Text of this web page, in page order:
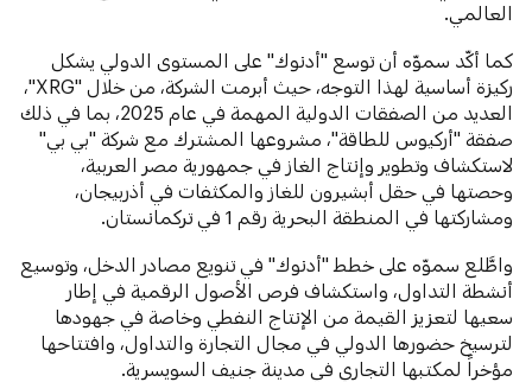
العالمي.
كما أكّد سموّه أن توسع "أدنوك" على المستوى الدولي يشكل
ركيزة أساسية لهذا التوجه، حيث أبرمت الشركة، من خلال "XRG"،
العديد من الصفقات الدولية المهمة في عام 2025، بما في ذلك
صفقة "أركيوس للطاقة"، مشروعها المشترك مع شركة "بي بي"
لاستكشاف وتطوير وإنتاج الغاز في جمهورية مصر العربية،
وحصتها في حقل أبشيرون للغاز والمكثفات في أذربيجان،
ومشاركتها في المنطقة البحرية رقم 1 في تركمانستان.
واطَّلع سموّه على خطط "أدنوك" في تنويع مصادر الدخل، وتوسيع
أنشطة التداول، واستكشاف فرص الأصول الرقمية في إطار
سعيها لتعزيز القيمة من الإنتاج النفطي وخاصة في جهودها
لترسيخ حضورها الدولي في مجال التجارة والتداول، وافتتاحها
مؤخراً لمكتبها التجاري في مدينة جنيف السويسرية.